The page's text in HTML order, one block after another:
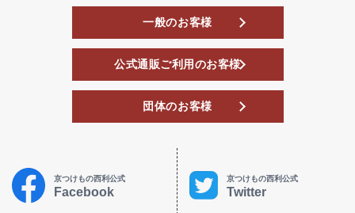
一般のお客様
公式通販ご利用のお客様
団体のお客様
京つけもの西利公式
Facebook
京つけもの西利公式
Twitter